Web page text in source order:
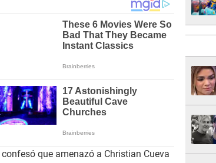
confesó que amenazó a Christian Cueva